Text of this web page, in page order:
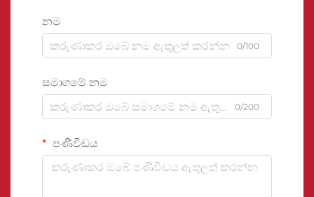
නම
0/100
සමාගමේ නම
0/200
පණිවිඩය